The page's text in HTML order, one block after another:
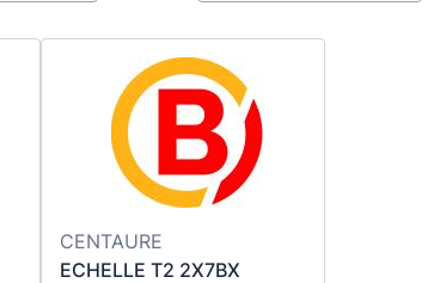
CENTAURE
ECHELLE T2 2X7BX